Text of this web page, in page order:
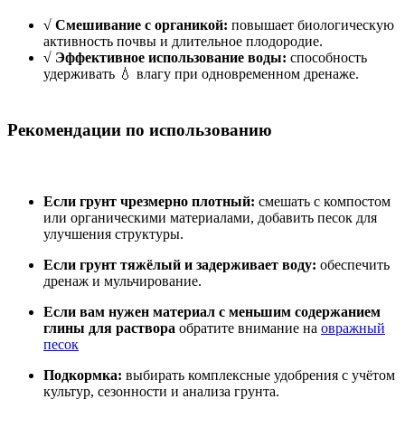
√ Смешивание с органикой: повышает биологическую
активность почвы и длительное плодородие.
√ Эффективное использование воды: способность
удерживать 💧 влагу при одновременном дренаже.
Рекомендации по использованию
Если грунт чрезмерно плотный: смешать с компостом
или органическими материалами, добавить песок для
улучшения структуры.
Если грунт тяжёлый и задерживает воду: обеспечить
дренаж и мульчирование.
Если вам нужен материал с меньшим содержанием
глины для раствора обратите внимание на овражный
песок
Подкормка: выбирать комплексные удобрения с учётом
культур, сезонности и анализа грунта.